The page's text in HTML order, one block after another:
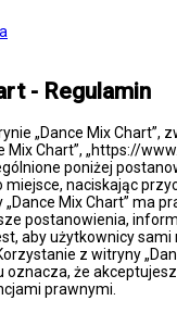
- Regulamin
„Dance Mix Chart”,
Mix Chart”, „https://
poniżej
naciskając
Mix Chart” ma
postanowienia,
aby użytkownicy sami
z witryny
oznacza, że
prawnymi.